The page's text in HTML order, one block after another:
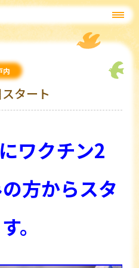
内
タート
ワクチン2
方からスタ
。